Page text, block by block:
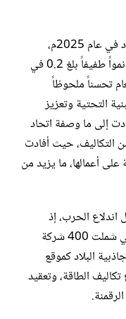
وكان الاقتصاد الألماني قد تجنب بالكاد في عام 2025م،
الدخول في عام ثالث من الركود، مسجلاً نمواً طفيفاً بلغ 0.2 في
تحسناً ملحوظاً
التحتية وتعزيز
إلى ما وصفة اتحاد
التكاليف، حيث أفادت
على أعمالها، ما يزيد من
الحرب، إذ
أظهرت دراسة أجرتها شركة كيه بي إم جي شملت 400 شركة
البلاد كموقع
الطاقة، وتعقيد